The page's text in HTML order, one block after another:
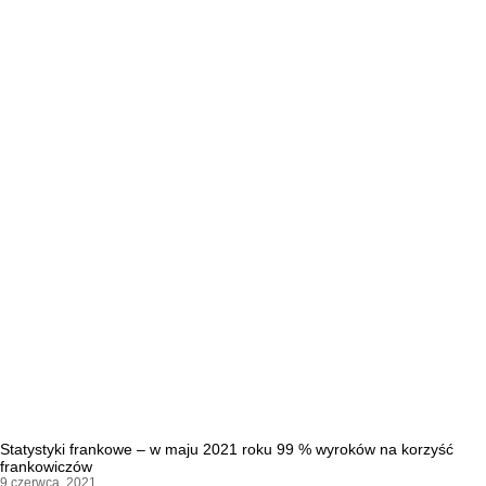
Statystyki frankowe – w maju 2021 roku 99 % wyroków na korzyść
frankowiczów
9 czerwca, 2021